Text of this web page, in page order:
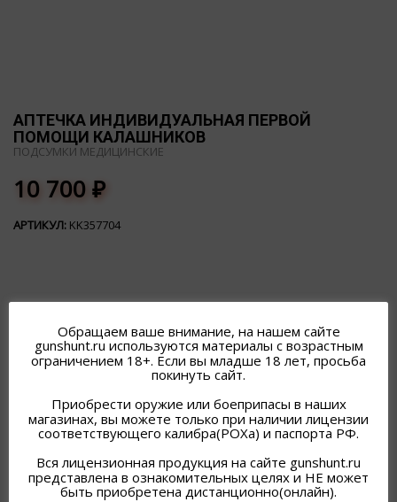
АПТЕЧКА ИНДИВИДУАЛЬНАЯ ПЕРВОЙ
ПОМОЩИ КАЛАШНИКОВ
ПОДСУМКИ МЕДИЦИНСКИЕ
10 700₽
АРТИКУЛ: KK357704
ПОХОЖИЕ ТОВАРЫ
Обращаем ваше внимание, на нашем сайте
gunshunt.ru используются материалы с возрастным
ограничением 18+. Если вы младше 18 лет, просьба
покинуть сайт.
Приобрести оружие или боеприпасы в наших
магазинах, вы можете только при наличии лицензии
соответствующего калибра(РОХа) и паспорта РФ.
Вся лицензионная продукция на сайте gunshunt.ru
представлена в ознакомительных целях и НЕ может
быть приобретена дистанционно(онлайн).